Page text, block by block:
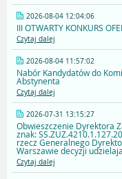
2026-08-04 12:04:06
III OTWARTY KONKURS
Czytaj dalej
2026-08-04 11:57:02
Nabór Kandydatów do
Abstynenta
Czytaj dalej
2026-07-31 13:15:27
Obwieszczenie Dyrektora
znak:
rzecz Generalnego
Warszawie decyzji
Czytaj dalej